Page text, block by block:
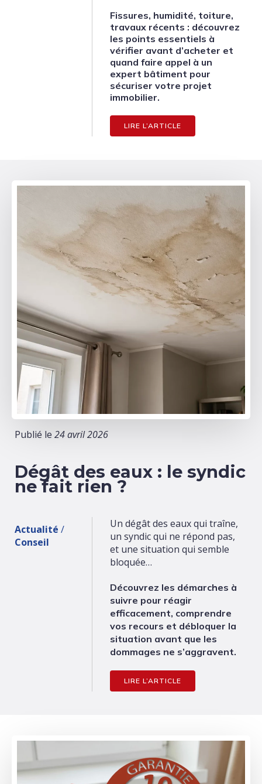
Fissures, humidité, toiture,
travaux récents : découvrez
les points essentiels à
vérifier avant d’acheter et
quand faire appel à un
expert bâtiment pour
sécuriser votre projet
immobilier.
LIRE L’ARTICLE
Publié le 24 avril 2026
Dégât des eaux : le syndic
ne fait rien ?
Actualité /
Conseil
Un dégât des eaux qui traîne,
un syndic qui ne répond pas,
et une situation qui semble
bloquée…
Découvrez les démarches à
suivre pour réagir
efficacement, comprendre
vos recours et débloquer la
situation avant que les
dommages ne s’aggravent.
LIRE L’ARTICLE